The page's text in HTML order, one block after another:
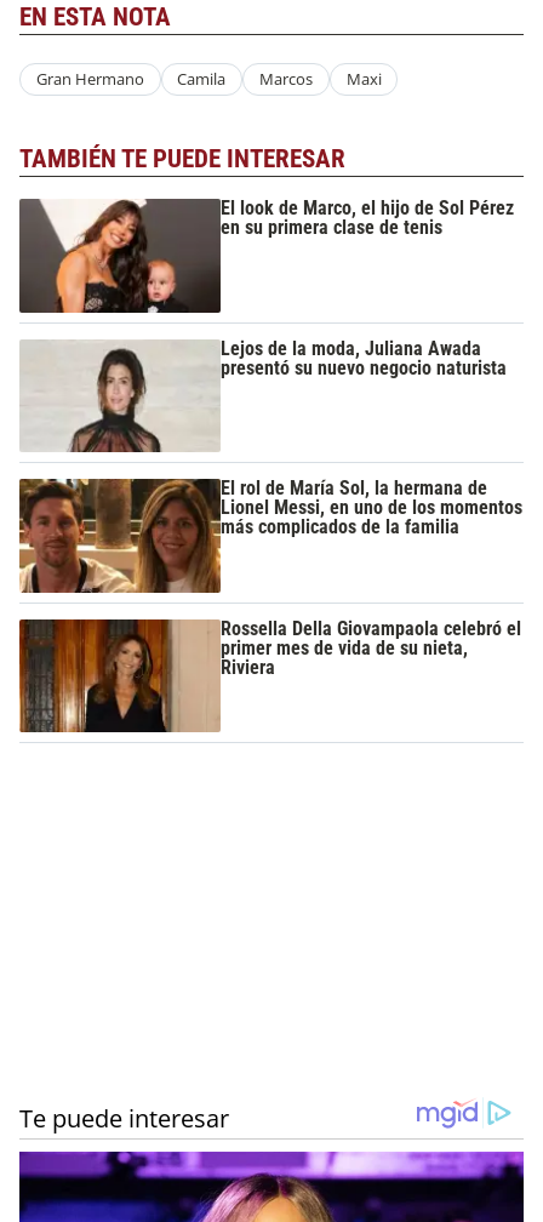
EN ESTA NOTA
Gran Hermano Camila Marcos Maxi
TAMBIÉN TE PUEDE INTERESAR
El look de Marco, el hijo de Sol Pérez
en su primera clase de tenis
Lejos de la moda, Juliana Awada
presentó su nuevo negocio naturista
El rol de María Sol, la hermana de
Lionel Messi, en uno de los momentos
más complicados de la familia
Rossella Della Giovampaola celebró el
primer mes de vida de su nieta,
Riviera